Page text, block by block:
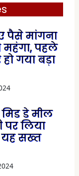
पैसे मांगना
पहले
गया बड़ा
डे मील
पर लिया
यह सख्त